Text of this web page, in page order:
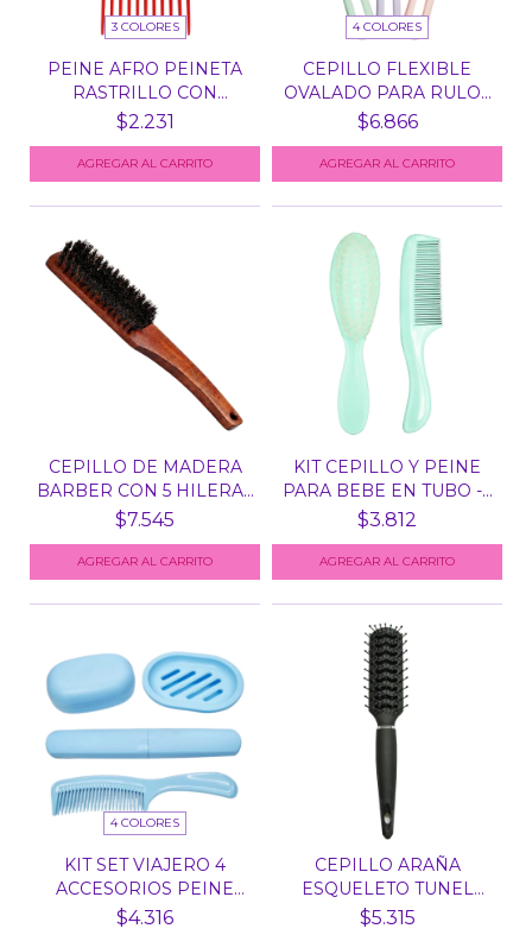
3 COLORES
PEINE AFRO PEINETA
RASTRILLO CON
MANGO X...
$2.231
AGREGAR AL CARRITO
4 COLORES
CEPILLO FLEXIBLE
OVALADO PARA RULOS
SPRI...
$6.866
AGREGAR AL CARRITO
CEPILLO DE MADERA
BARBER CON 5 HILERAS
D...
$7.545
KIT CEPILLO Y PEINE
PARA BEBE EN TUBO -...
$3.812
4 COLORES
KIT SET VIAJERO 4
ACCESORIOS PEINE
JABON...
$4.316
CEPILLO ARAÑA
ESQUELETO TUNEL
NEGRO SOPH...
$5.315